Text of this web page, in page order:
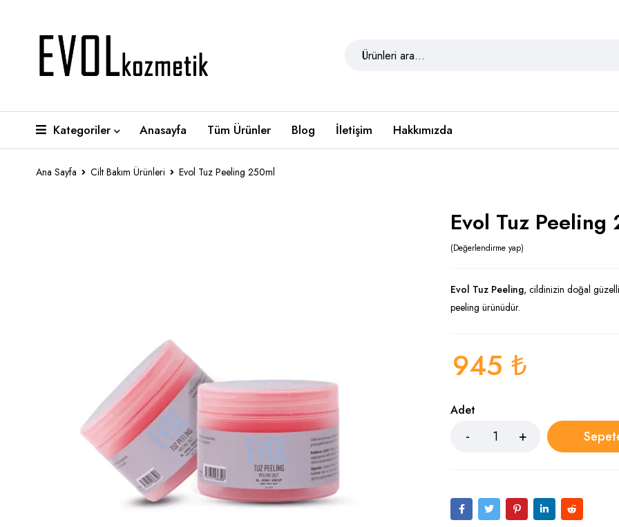
Kategoriler Anasayfa Tüm Ürünler Blog İletişim Hakkımızda
Ana Sayfa Cilt Bakım Ürünleri Evol Tuz Peeling 250ml
Evol Tuz Peeling
Değerlendirme yap
Evol Tuz Peeling, cildinizin doğal
peeling ürünüdür.
945₺
Adet